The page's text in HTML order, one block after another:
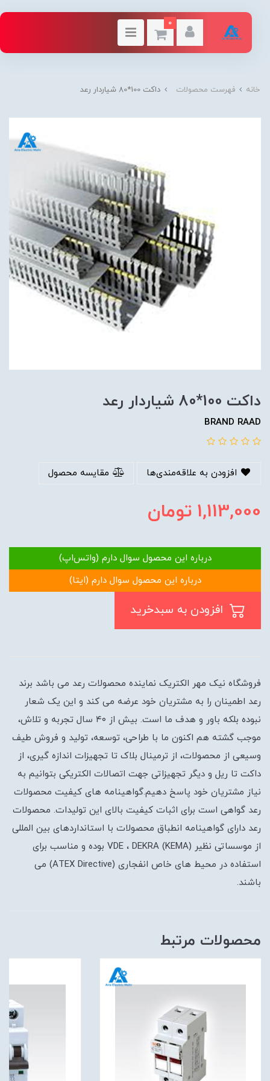
0
خانه فهرست محصولات داكت 100*80 شياردار رعد
داكت 100*80 شياردار رعد
BRAND RAAD
افزودن به علاقه‌مندی‌ها مقایسه محصول
1,113,000تومان
درباره این محصول سوال دارم (واتس‌اپ)
درباره این محصول سوال دارم (ایتا)
فروشگاه نیک مهر الکتریک نماینده محصولات رعد می باشد برند
رعد اطمینان را به مشتریان خود عرضه می کند و این یک شعار
نبوده بلکه باور و هدف ما است. بیش از ۴۰ سال تجربه و تلاش،
موجب گشته هم اکنون ما با طراحی، توسعه، تولید و فروش طیف
وسیعی از محصولات، از ترمینال بلاک تا تجهیزات اندازه گیری، از
داکت تا ریل و دیگر تجهیزاتی جهت اتصالات الکتریکی بتوانیم به
نیاز مشتریان خود پاسخ دهیم.گواهینامه های کیفیت محصولات
رعد گواهی است برای اثبات کیفیت بالای این تولیدات. محصولات
رعد دارای گواهینامه انطباق محصولات با استانداردهای بین المللی
از موسساتی نظیر (VDE ، DEKRA (KEMA بوده و مناسب برای
استفاده در محیط های خاص انفجاری (ATEX Directive) می
باشند.
محصولات مرتبط